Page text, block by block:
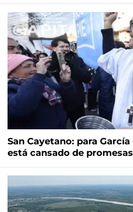
San Cayetano: para
está cansado de